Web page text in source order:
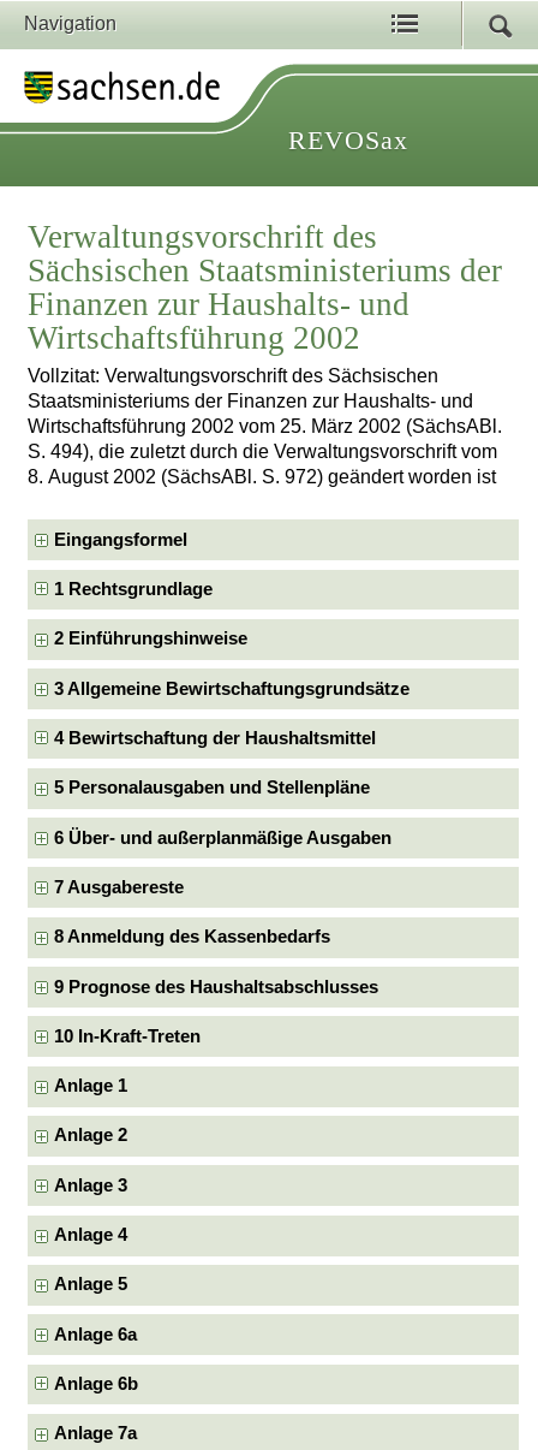
Navigation
REVOSax
Verwaltungsvorschrift des
Sächsischen Staatsministeriums der
Finanzen zur Haushalts- und
Wirtschaftsführung 2002
Vollzitat: Verwaltungsvorschrift des Sächsischen
Staatsministeriums der Finanzen zur Haushalts- und
Wirtschaftsführung 2002 vom 25. März 2002 (SächsABl.
S. 494), die zuletzt durch die Verwaltungsvorschrift vom
8. August 2002 (SächsABl. S. 972) geändert worden ist
Eingangsformel
1 Rechtsgrundlage
2 Einführungshinweise
3 Allgemeine Bewirtschaftungsgrundsätze
4 Bewirtschaftung der Haushaltsmittel
5 Personalausgaben und Stellenpläne
6 Über- und außerplanmäßige Ausgaben
7 Ausgabereste
8 Anmeldung des Kassenbedarfs
9 Prognose des Haushaltsabschlusses
10 In-Kraft-Treten
Anlage 1
Anlage 2
Anlage 3
Anlage 4
Anlage 5
Anlage 6a
Anlage 6b
Anlage 7a